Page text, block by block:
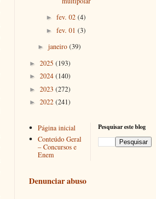
► fev. 02 (4)
► fev. 01 (3)
► janeiro (39)
► 2025 (193)
► 2024 (140)
► 2023 (272)
► 2022 (241)
Página inicial
Conteúdo Geral
– Concursos e
Enem
Pesquisar este blog
Denunciar abuso